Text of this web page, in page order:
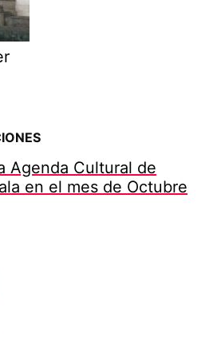
Agenda Cultural de
en el mes de Octubre